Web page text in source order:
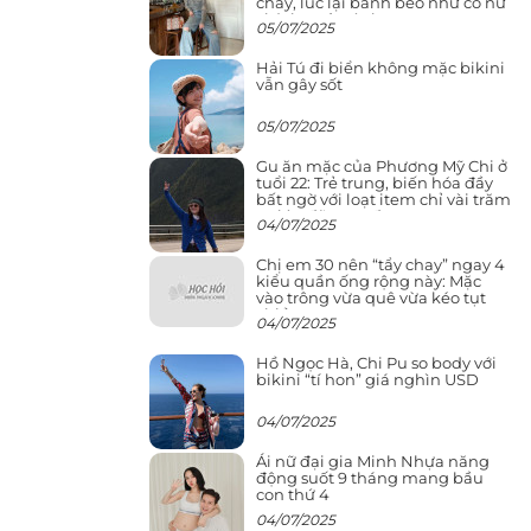
chính ngôn tình
05/07/2025
Hải Tú đi biển không mặc bikini
vẫn gây sốt
05/07/2025
Gu ăn mặc của Phương Mỹ Chi ở
tuổi 22: Trẻ trung, biến hóa đầy
bất ngờ với loạt item chỉ vài trăm
nghìn đã mua được
04/07/2025
Chị em 30 nên “tẩy chay” ngay 4
kiểu quần ống rộng này: Mặc
vào trông vừa quê vừa kéo tụt
chiều cao
04/07/2025
Hồ Ngọc Hà, Chi Pu so body với
bikini “tí hon” giá nghìn USD
04/07/2025
Ái nữ đại gia Minh Nhựa năng
động suốt 9 tháng mang bầu
con thứ 4
04/07/2025